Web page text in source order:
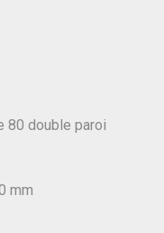
80 double paroi
mm